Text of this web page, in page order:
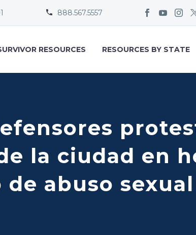

 888.567.5557
RESOURCES RESOURCES BY STATE
la ciudad en
de abuso